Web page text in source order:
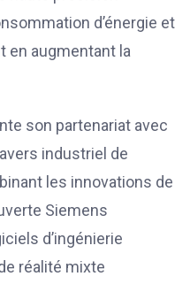
d’énergie et
en augmentant la
son partenariat avec
industriel de
les innovations de
Siemens
d’ingénierie
réalité mixte